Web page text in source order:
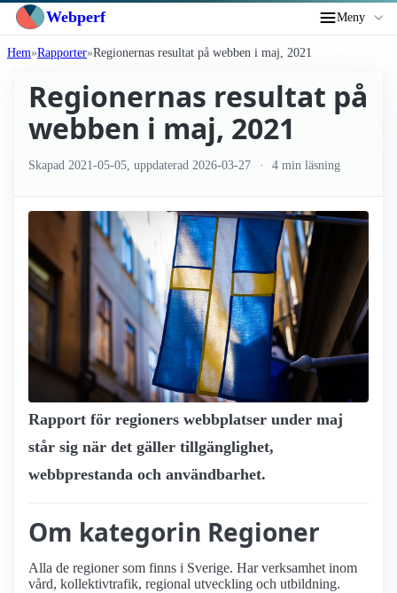
Webperf Meny
Hem Rapporter Regionernas resultat på webben i maj, 2021
Regionernas resultat på
webben i maj, 2021
Skapad 2021-05-05 , uppdaterad 2026-03-27 4 min läsning
Rapport för regioners webbplatser under maj
står sig när det gäller tillgänglighet,
webbprestanda och användbarhet.
Om kategorin Regioner
Alla de regioner som finns i Sverige. Har verksamhet inom
vård, kollektivtrafik, regional utveckling och utbildning.